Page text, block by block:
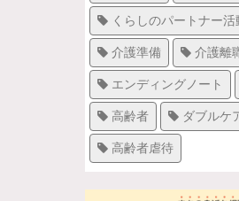
くらしのパートナー活
介護準備 介護離
エンディングノート
高齢者 ダブルケ
高齢者虐待